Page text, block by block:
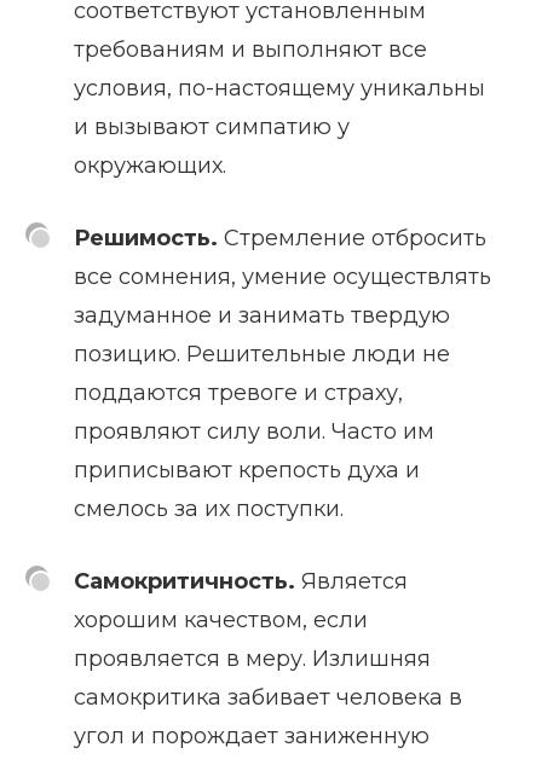
соответствуют установленным
требованиям и выполняют все
условия, по-настоящему уникальны
и вызывают симпатию у
окружающих.
Решимость. Стремление отбросить
все сомнения, умение осуществлять
задуманное и занимать твердую
позицию. Решительные люди не
поддаются тревоге и страху,
проявляют силу воли. Часто им
приписывают крепость духа и
смелось за их поступки.
Самокритичность. Является
хорошим качеством, если
проявляется в меру. Излишняя
самокритика забивает человека в
угол и порождает заниженную